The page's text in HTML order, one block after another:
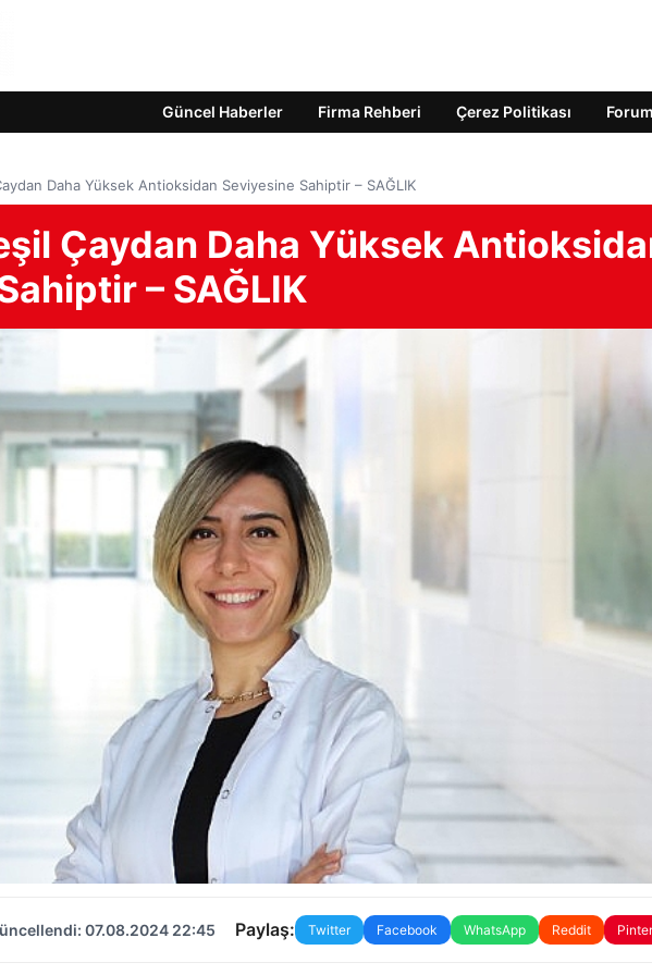
Güncel Haberler Firma Rehberi Çerez Politikası Forum
Daha Yüksek Antioksidan Seviyesine Sahiptir – SAĞLIK
Çaydan Daha Yüksek
– SAĞLIK
07.08.2024 22:45 Paylaş: Twitter Facebook WhatsApp Reddit